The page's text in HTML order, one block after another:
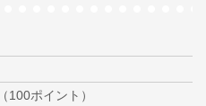
100ポイント）